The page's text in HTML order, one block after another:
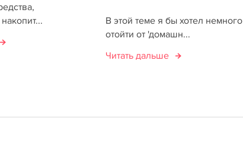
В этой теме я бы хотел немного
отойти от 'домашн...
Читать дальше